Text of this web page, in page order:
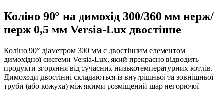
Коліно 90° на димохід 300/360 мм нерж/
нерж 0,5 мм Versia-Lux двостінне
Коліно 90° діаметром 300 мм є двостінним елементом
димохідної системи Versia-Lux, який прекрасно відводить
продукти згоряння від сучасних низькотемпературних котлів.
Димоходи двостінні складаються із внутрішньої та зовнішньої
труби (або кожуха) між якими розміщений шар негорючої